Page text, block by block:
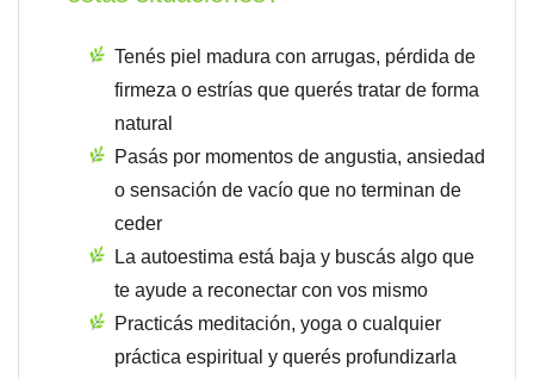
Tenés piel madura con arrugas, pérdida de
firmeza o estrías que querés tratar de forma
natural
Pasás por momentos de angustia, ansiedad
o sensación de vacío que no terminan de
ceder
La autoestima está baja y buscás algo que
te ayude a reconectar con vos mismo
Practicás meditación, yoga o cualquier
práctica espiritual y querés profundizarla